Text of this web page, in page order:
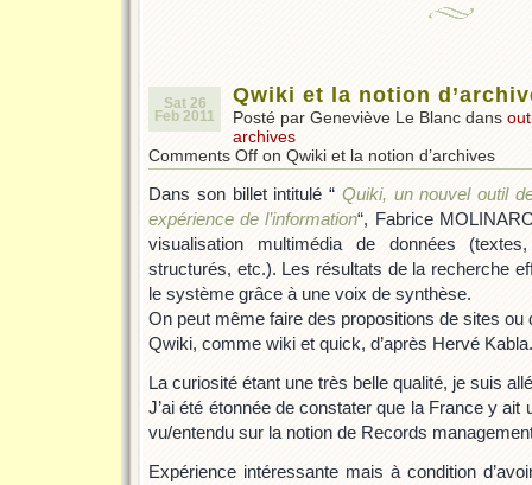
Sat 26
Feb 2011
Qwiki et la notion
Posté par Geneviève Le Blanc dans
archives
Comments Off on Qwiki et la notion d’archives
Dans son billet intitulé “ Quiki, un nouvel outil
expérience de l’information“, Fabrice
visualisation multimédia de données
structurés, etc.). Les résultats de la recherche
le système grâce à une voix de synthèse.
On peut même faire des propositions de sites ou
Qwiki, comme wiki et quick, d’après Hervé Kabla.
La curiosité étant une très belle qualité, je suis
J’ai été étonnée de constater que la France y ait
vu/entendu sur la notion de Records
Expérience intéressante mais à condition